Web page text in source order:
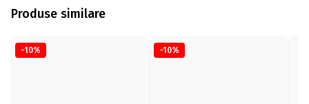
Produse similare
-10% -10%